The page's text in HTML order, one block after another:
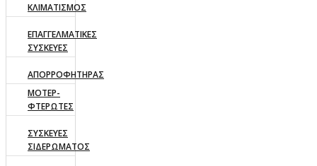
ΚΛΙΜΑΤΙΣΜΟΣ
ΕΠΑΓΓΕΛΜΑΤΙΚΕΣ
ΣΥΣΚΕΥΕΣ
ΑΠΟΡΡΟΦΗΤΗΡΑΣ
ΜΟΤΕΡ-
ΦΤΕΡΩΤΕΣ
ΣΥΣΚΕΥΕΣ
ΣΙΔΕΡΩΜΑΤΟΣ